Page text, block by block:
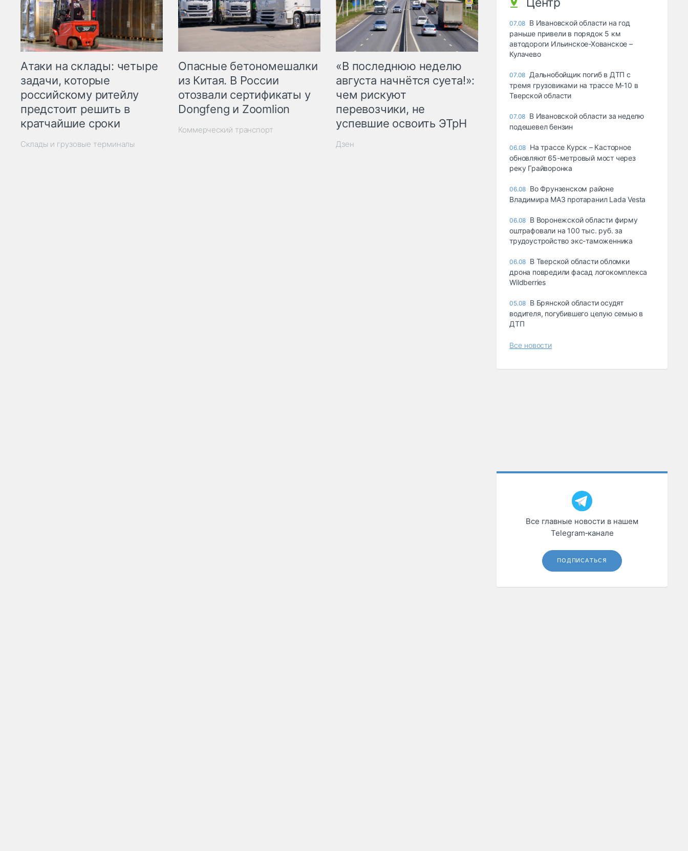
Атаки на склады: четыре
задачи, которые
российскому ритейлу
предстоит решить в
кратчайшие сроки
Склады и грузовые терминалы
Опасные бетономешалки
из Китая. В России
отозвали сертификаты у
Dongfeng и Zoomlion
Коммерческий транспорт
«В последнюю неделю
августа начнётся суета!»:
чем рискуют
перевозчики, не
успевшие освоить ЭТрН
Дзен
07.08 В Ивановской области на год
раньше привели в порядок 5 км
автодороги Ильинское-Хованское –
Кулачево
07.08 Дальнобойщик погиб в ДТП с
тремя грузовиками на трассе М-10 в
Тверской области
07.08 В Ивановской области за неделю
подешевел бензин
06.08 На трассе Курск – Касторное
обновляют 65-метровый мост через
реку Грайворонка
06.08 Во Фрунзенском районе
Владимира МАЗ протаранил Lada Vesta
06.08 В Воронежской области фирму
оштрафовали на 100 тыс. руб. за
трудоустройство экс-таможенника
06.08 В Тверской области обломки
дрона повредили фасад логокомплекса
Wildberries
05.08 В Брянской области осудят
водителя, погубившего целую семью в
ДТП
Все новости
Все главные новости в нашем
Telegram‑канале
ПОДПИСАТЬСЯ